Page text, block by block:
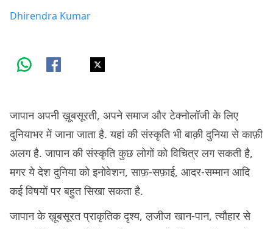
Dhirendra Kumar
जापान अपनी ख़ूबसूरती, अपने समाज और टेक्नोलॉजी के लिए
दुनियाभर में जाना जाता है. यहां की संस्कृति भी बाक़ी दुनिया से काफ़ी
अलग है. जापान की संस्कृति कुछ लोगों को विचित्र लग सकती है,
मगर ये देश दुनिया को इनोवेशन, साफ़-सफ़ाई, आदर-सम्मान आदि
कई विषयों पर बहुत सिखा सकता है.
जापान के ख़ूबसूरत प्राकृतिक दृश्य, ल़जीज खान-पान, त्यौहार से